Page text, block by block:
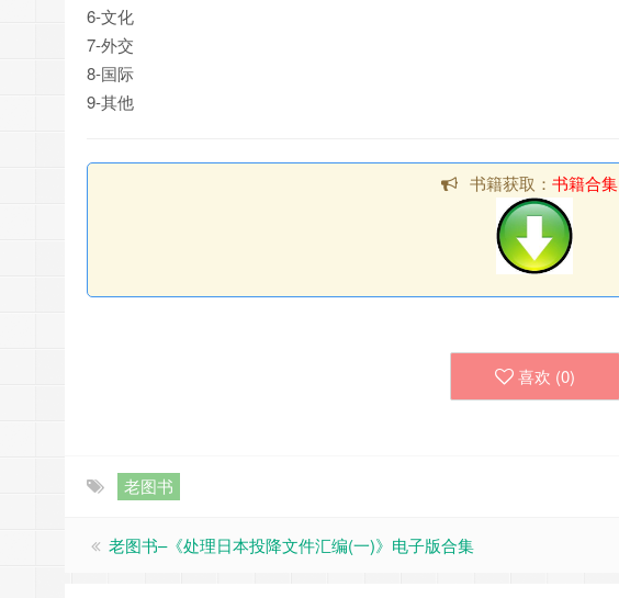
6-文化
7-外交
8-国际
9-其他
书籍获取： 书籍合集
喜欢 (0)
老图书
老图书–《处理日本投降文件汇编(一)》电子版合集